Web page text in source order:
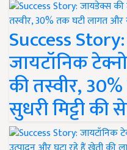
Success
जायटॉनिक
की तस्वीर,
सुधरी मिट्टी की